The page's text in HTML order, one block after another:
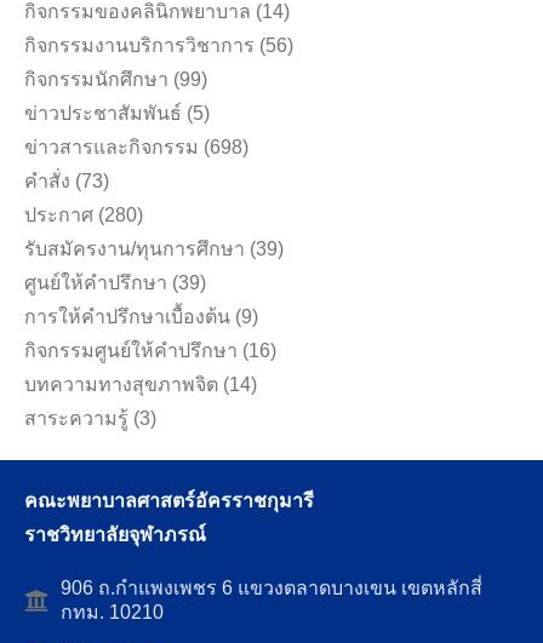
กิจกรรมของคลินิกพยาบาล (14)
กิจกรรมงานบริการวิชาการ (56)
กิจกรรมนักศึกษา (99)
ข่าวประชาสัมพันธ์ (5)
ข่าวสารและกิจกรรม (698)
คำสั่ง (73)
ประกาศ (280)
รับสมัครงาน/ทุนการศึกษา (39)
ศูนย์ให้คำปรึกษา (39)
การให้คำปรึกษาเบื้องต้น (9)
กิจกรรมศูนย์ให้คำปรึกษา (16)
บทความทางสุขภาพจิต (14)
สาระความรู้ (3)
คณะพยาบาลศาสตร์อัครราชกุมารี
ราชวิทยาลัยจุฬาภรณ์
906 ถ.กำแพงเพชร 6 แขวงตลาดบางเขน เขตหลักสี่
กทม. 10210